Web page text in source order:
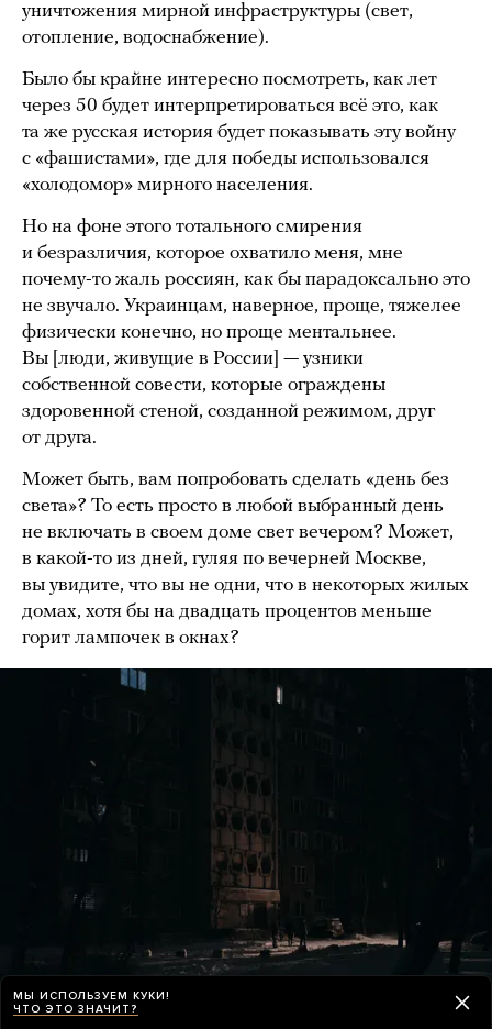
уничтожения мирной инфраструктуры (свет,
отопление, водоснабжение).
Было бы крайне интересно посмотреть, как лет
через 50 будет интерпретироваться всё это, как
та же русская история будет показывать эту войну
с «фашистами», где для победы использовался
«холодомор» мирного населения.
Но на фоне этого тотального смирения
и безразличия, которое охватило меня, мне
почему-то жаль россиян, как бы парадоксально это
не звучало. Украинцам, наверное, проще, тяжелее
физически конечно, но проще ментальнее.
Вы [люди, живущие в России] — узники
собственной совести, которые ограждены
здоровенной стеной, созданной режимом, друг
от друга.
Может быть, вам попробовать сделать «день без
света»? То есть просто в любой выбранный день
не включать в своем доме свет вечером? Может,
в какой-то из дней, гуляя по вечерней Москве,
вы увидите, что вы не одни, что в некоторых жилых
домах, хотя бы на двадцать процентов меньше
горит лампочек в окнах?
МЫ ИСПОЛЬЗУЕМ КУКИ!
ЧТО ЭТО ЗНАЧИТ?